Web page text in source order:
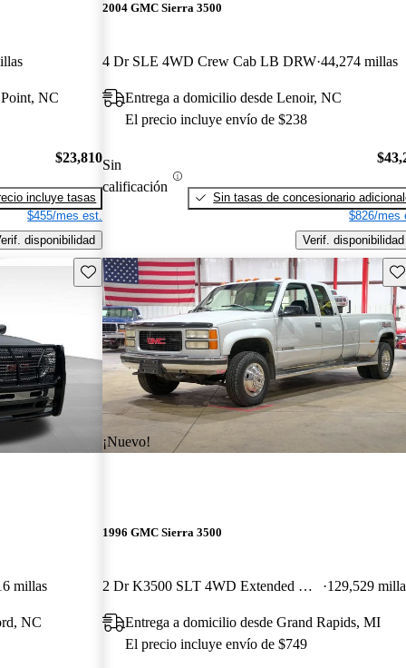
NC
$23,810
incluye tasas
$455/mes est.
disponibilidad
2004 GMC Sierra 3500
4 Dr SLE 4WD Crew Cab LB DRW 44,274 millas
Entrega a domicilio desde Lenoir, NC
El precio incluye envío de $238
Sin
calificación
Sin tasas de concesionario
$826/mes
Verif. disponibilidad
Guarda este Aviso
millas
NC
¡Nuevo!
1996 GMC Sierra 3500
2 Dr K3500 SLT 4WD Extended Cab LB 129,529
Entrega a domicilio desde Grand Rapids, MI
El precio incluye envío de $749